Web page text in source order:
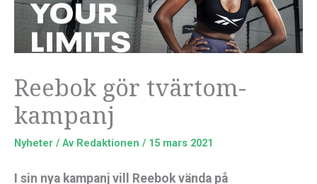
Reebok gör tvärtom-
kampanj
Nyheter / Av Redaktionen / 15 mars 2021
I sin nya kampanj vill Reebok vända på